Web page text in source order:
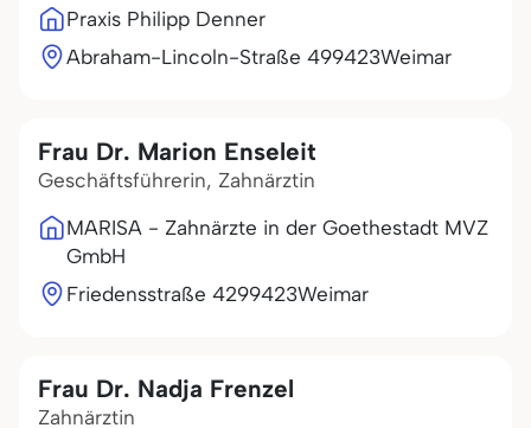
Praxis Philipp Denner
Abraham-Lincoln-Straße 499423Weimar
Frau Dr. Marion Enseleit
Geschäftsführerin, Zahnärztin
MARISA - Zahnärzte in der Goethestadt MVZ
GmbH
Friedensstraße 4299423Weimar
Frau Dr. Nadja Frenzel
Zahnärztin